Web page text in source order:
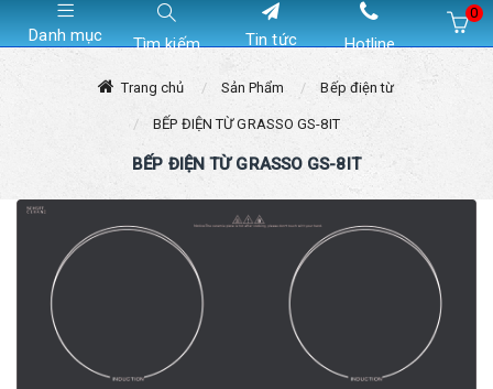
Danh mục Tìm kiếm Tin tức Hotline
0
Trang chủ Sản Phẩm Bếp điện từ
BẾP ĐIỆN TỪ GRASSO GS-8IT
BẾP ĐIỆN TỪ GRASSO GS-8IT